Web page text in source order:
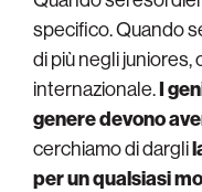
specifico. Quando
di più negli juniores,
internazionale.I
genere devono
cerchiamo di dargli
per un qualsiasi